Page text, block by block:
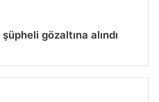
gözaltına alındı